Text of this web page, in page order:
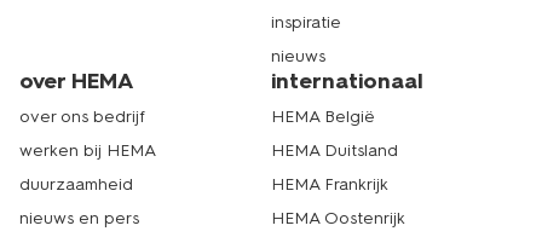
inspiratie
nieuws
over HEMA
over ons bedrijf
werken bij HEMA
duurzaamheid
nieuws en pers
internationaal
HEMA België
HEMA Duitsland
HEMA Frankrijk
HEMA Oostenrijk